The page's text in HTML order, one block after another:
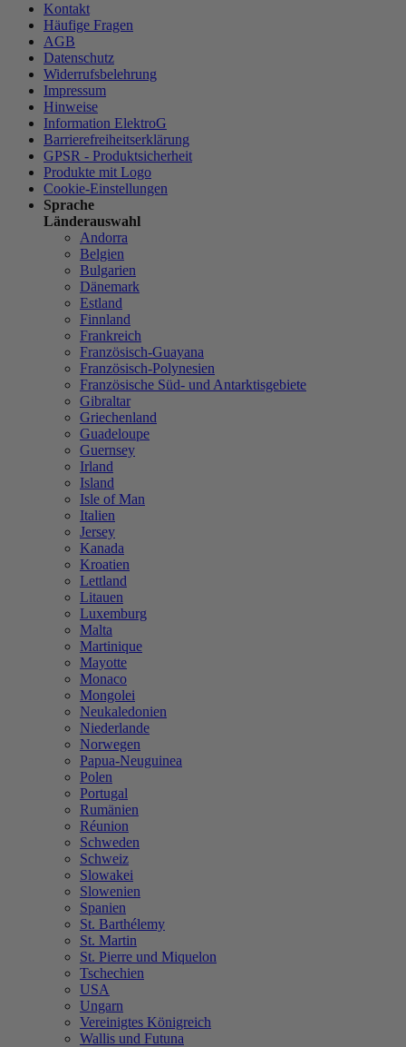
Kontakt
Häufige Fragen
AGB
Datenschutz
Widerrufsbelehrung
Impressum
Hinweise
Information ElektroG
Barrierefreiheitserklärung
GPSR - Produktsicherheit
Produkte mit Logo
Cookie-Einstellungen
Sprache
Länderauswahl
Andorra
Belgien
Bulgarien
Dänemark
Estland
Finnland
Frankreich
Französisch-Guayana
Französisch-Polynesien
Französische Süd- und Antarktisgebiete
Gibraltar
Griechenland
Guadeloupe
Guernsey
Irland
Island
Isle of Man
Italien
Jersey
Kanada
Kroatien
Lettland
Litauen
Luxemburg
Malta
Martinique
Mayotte
Monaco
Mongolei
Neukaledonien
Niederlande
Norwegen
Papua-Neuguinea
Polen
Portugal
Rumänien
Réunion
Schweden
Schweiz
Slowakei
Slowenien
Spanien
St. Barthélemy
St. Martin
St. Pierre und Miquelon
Tschechien
USA
Ungarn
Vereinigtes Königreich
Wallis und Futuna